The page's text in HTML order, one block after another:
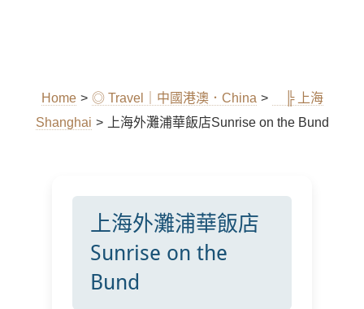
Home > ◎ Travel｜中國港澳．China >
╠ 上海
Shanghai > 上海外灘浦華飯店Sunrise on the Bund
上海外灘浦華飯店
Sunrise on the
Bund